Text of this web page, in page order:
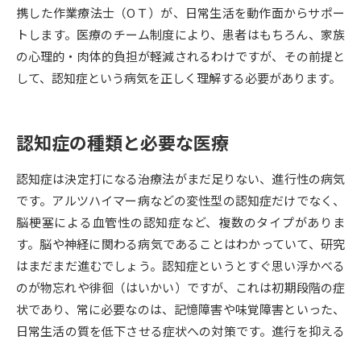
試験
大学研究 大学検索
大学で学べる内容や特徴を調べる
新増設大学・学部・学科特集
国際・グローバルに強い大学特
集
データサイエンス特集 奨学金・特待生制度特集
デジタルパンフレット 進路の３択
新学年スタート号特集ページ
（高3生用）
新学年スタート号特集ページ
（高2生用）
携した作業療法士（OＴ）が、日常生活を動作面からサポー
トします。医療のチーム制度により、患者はもちろん、家族
の心理的・肉体的負担が軽減されるわけですが、その前提と
して、認知症という病気を正しく理解する必要があります。
認知症の種類と必要な医療
認知症は決定打になる治療法がまだ足りない、進行性の病気
です。アルツハイマー病などの変性型の認知症だけでなく、
脳梗塞による血管性の認知症など、複数のタイプがありま
す。脳や神経に関わる病気であることはわかっていて、研究
はまだまだ進むでしょう。認知症というとすぐ思い浮かべる
のが物忘れや徘徊（はいかい）ですが、これは初期段階の症
状であり、常に必要なのは、記憶障害や味覚障害といった、
日常生活の質を低下させる症状への対策です。進行を抑える